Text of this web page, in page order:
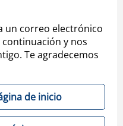
un correo electrónico
y nos
Te agradecemos
de inicio